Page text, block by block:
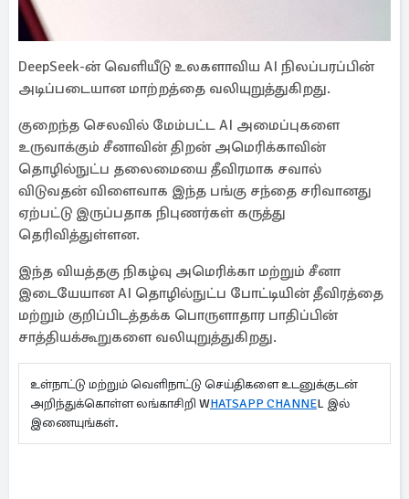
DeepSeek-ன் வெளியீடு உலகளாவிய AI நிலப்பரப்பின்
அடிப்படையான மாற்றத்தை வலியுறுத்துகிறது.
குறைந்த செலவில் மேம்பட்ட AI அமைப்புகளை
உருவாக்கும் சீனாவின் திறன் அமெரிக்காவின்
தொழில்நுட்ப தலைமையை தீவிரமாக சவால்
விடுவதன் விளைவாக இந்த பங்கு சந்தை சரிவானது
ஏற்பட்டு இருப்பதாக நிபுணர்கள் கருத்து
தெரிவித்துள்ளன.
இந்த வியத்தகு நிகழ்வு அமெரிக்கா மற்றும் சீனா
இடையேயான AI தொழில்நுட்ப போட்டியின் தீவிரத்தை
மற்றும் குறிப்பிடத்தக்க பொருளாதார பாதிப்பின்
சாத்தியக்கூறுகளை வலியுறுத்துகிறது.
உள்நாட்டு மற்றும் வெளிநாட்டு செய்திகளை உடனுக்குடன்
அறிந்துக்கொள்ள லங்காசிறி WHATSAPP CHANNEL இல்
இணையுங்கள்.